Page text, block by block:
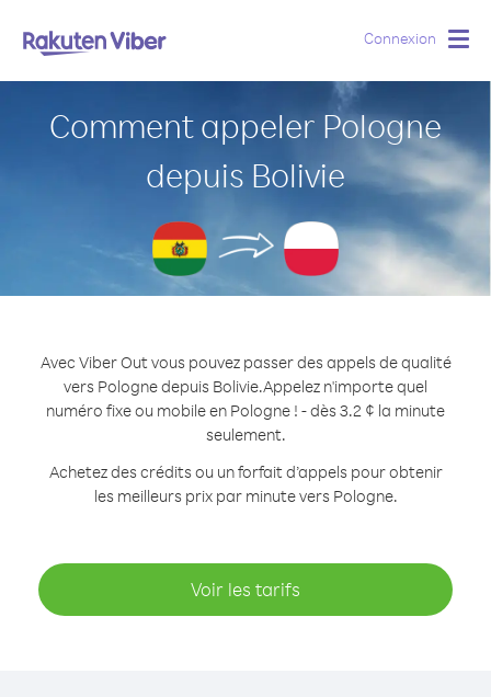
Connexion
Comment appeler Pologne
depuis Bolivie
Avec Viber Out vous pouvez passer des appels de qualité
vers Pologne depuis Bolivie.Appelez n'importe quel
numéro fixe ou mobile en Pologne ! - dès 3.2 ¢ la minute
seulement.
Achetez des crédits ou un forfait d’appels pour obtenir
les meilleurs prix par minute vers Pologne.
Voir les tarifs